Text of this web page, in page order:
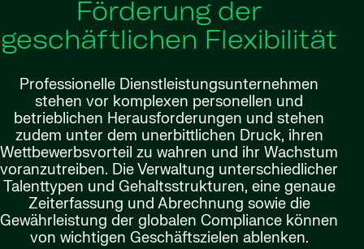
Förderung der
geschäftlichen Flexibilität
Professionelle Dienstleistungsunternehmen
stehen vor komplexen personellen und
betrieblichen Herausforderungen und stehen
zudem unter dem unerbittlichen Druck, ihren
Wettbewerbsvorteil zu wahren und ihr Wachstum
voranzutreiben. Die Verwaltung unterschiedlicher
Talenttypen und Gehaltsstrukturen, eine genaue
Zeiterfassung und Abrechnung sowie die
Gewährleistung der globalen Compliance können
von wichtigen Geschäftszielen ablenken.